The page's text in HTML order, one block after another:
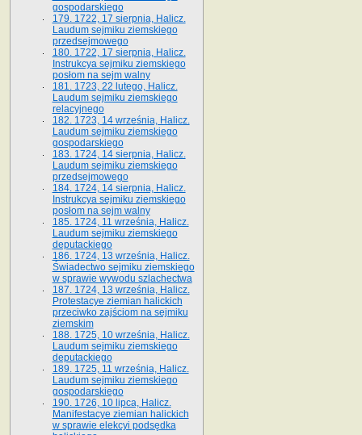
gospodarskiego
179. 1722, 17 sierpnia, Halicz.
Laudum sejmiku ziemskiego
przedsejmowego
180. 1722, 17 sierpnia, Halicz.
Instrukcya sejmiku ziemskiego
posłom na sejm walny
181. 1723, 22 lutego, Halicz.
Laudum sejmiku ziemskiego
relacyjnego
182. 1723, 14 września, Halicz.
Laudum sejmiku ziemskiego
gospodarskiego
183. 1724, 14 sierpnia, Halicz.
Laudum sejmiku ziemskiego
przedsejmowego
184. 1724, 14 sierpnia, Halicz.
Instrukcya sejmiku ziemskiego
posłom na sejm walny
185. 1724, 11 września, Halicz.
Laudum sejmiku ziemskiego
deputackiego
186. 1724, 13 września, Halicz.
Świadectwo sejmiku ziemskiego
w sprawie wywodu szlachectwa
187. 1724, 13 września, Halicz.
Protestacye ziemian halickich
przeciwko zajściom na sejmiku
ziemskim
188. 1725, 10 września, Halicz.
Laudum sejmiku ziemskiego
deputackiego
189. 1725, 11 września, Halicz.
Laudum sejmiku ziemskiego
gospodarskiego
190. 1726, 10 lipca, Halicz.
Manifestacye ziemian halickich
w sprawie elekcyi podsędka